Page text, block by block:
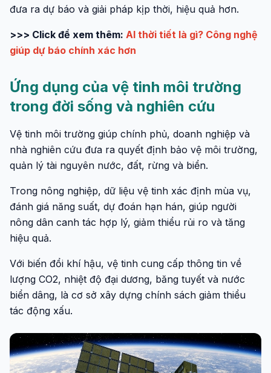
đưa ra dự báo và giải pháp kịp thời, hiệu quả hơn.
>>> Click để xem thêm: AI thời tiết là gì? Công nghệ
giúp dự báo chính xác hơn
Ứng dụng của vệ tinh môi trường
trong đời sống và nghiên cứu
Vệ tinh môi trường giúp chính phủ, doanh nghiệp và
nhà nghiên cứu đưa ra quyết định bảo vệ môi trường,
quản lý tài nguyên nước, đất, rừng và biển.
Trong nông nghiệp, dữ liệu vệ tinh xác định mùa vụ,
đánh giá năng suất, dự đoán hạn hán, giúp người
nông dân canh tác hợp lý, giảm thiểu rủi ro và tăng
hiệu quả.
Với biến đổi khí hậu, vệ tinh cung cấp thông tin về
lượng CO2, nhiệt độ đại dương, băng tuyết và nước
biển dâng, là cơ sở xây dựng chính sách giảm thiểu
tác động xấu.